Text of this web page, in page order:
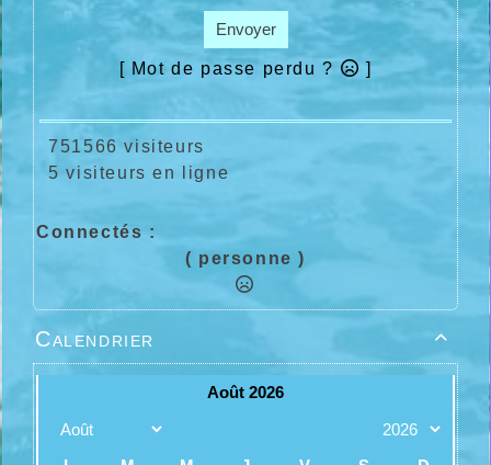
Envoyer
[ Mot de passe perdu ? ]
751566 visiteurs
5 visiteurs en ligne
Connectés :
( personne )

Calendrier